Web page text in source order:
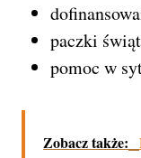
paczki
pomoc w
Zobacz także: